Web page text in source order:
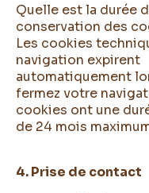
Quelle est la durée
conservation des
Les cookies
navigation expirent
automatiquement
fermez votre
cookies ont une
de 24 mois
4. Prise de contact